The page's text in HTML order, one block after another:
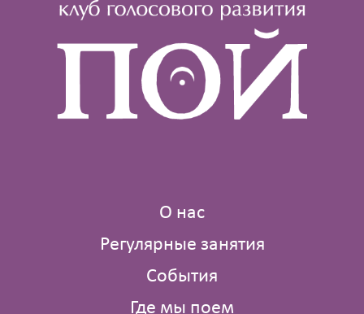
О нас
Регулярные занятия
События
Где мы поем